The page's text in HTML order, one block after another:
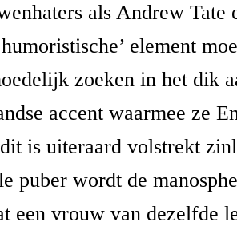
als Andrew Tate
element
zoeken in het dik
accent waarmee ze
is uiteraard volstrekt
puber wordt de
een vrouw van dezelfde